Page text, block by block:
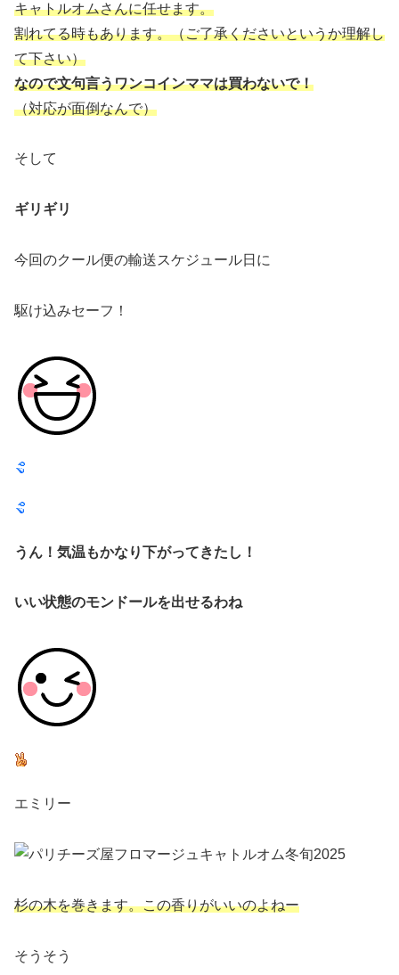
キャトルオムさんに任せます。
割れてる時もあります。（ご了承くださいというか理解し
て下さい）
なので文句言うワンコインママは買わないで！
（対応が面倒なんで）
そして
ギリギリ
今回のクール便の輸送スケジュール日に
駆け込みセーフ！
うん！気温もかなり下がってきたし！
いい状態のモンドールを出せるわね
エミリー
杉の木を巻きます。この香りがいいのよねー
そうそう